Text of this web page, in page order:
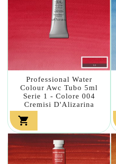
Professional Water
Colour Awc Tubo 5ml
Serie 1 - Colore 004
Cremisi D'Alizarina
